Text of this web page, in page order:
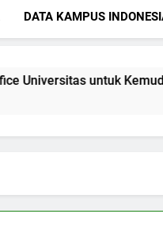
DATA KAMPUS
untuk Kemudahan